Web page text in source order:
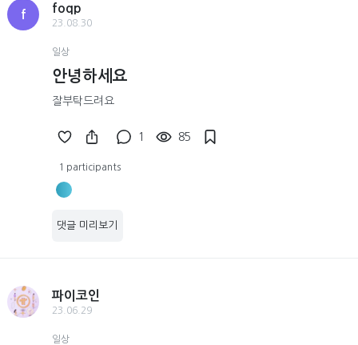
f
foqp
23.08.30
일상
안녕하세요
잘부탁드려요
1 85
1 participants
댓글 미리보기
파이코인
23.06.29
일상